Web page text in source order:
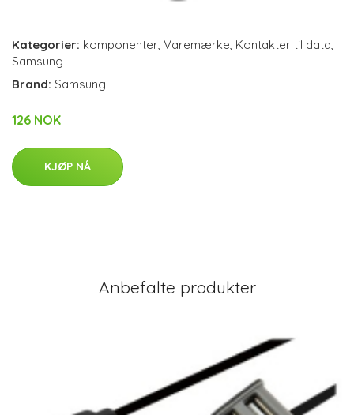
Kategorier: komponenter Varemærke Kontakter til data
Samsung
Brand: Samsung
126 NOK
KJØP NÅ
Anbefalte produkter